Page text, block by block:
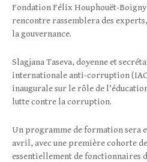
Fondation Félix Houphouët-Boigny
rencontre rassemblera des
la gouvernance.
Slagjana Taseva, doyenne et
internationale anti-corruption
inaugurale sur le rôle de
lutte contre la corruption.
Un programme de formation sera
avril, avec une première cohorte
essentiellement de fonctionnaires